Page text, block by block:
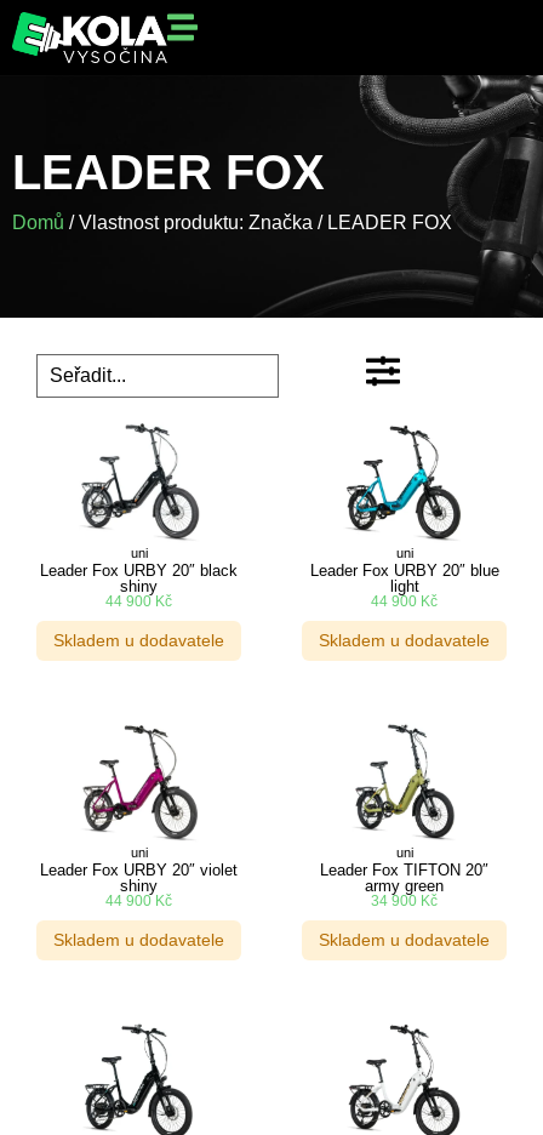
LEADER FOX
Domů / Vlastnost produktu: Značka / LEADER FOX
uni
Leader Fox URBY 20″ black
shiny
44 900 Kč
Skladem u dodavatele
uni
Leader Fox URBY 20″ blue
light
44 900 Kč
Skladem u dodavatele
uni
Leader Fox URBY 20″ violet
shiny
44 900 Kč
Skladem u dodavatele
uni
Leader Fox TIFTON 20″
army green
34 900 Kč
Skladem u dodavatele